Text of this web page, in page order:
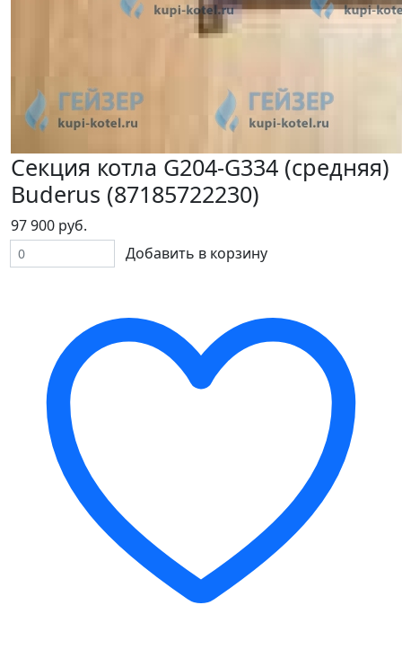
Секция котла G204-G334 (средняя)
Buderus (87185722230)
97 900 руб.
Добавить в корзину